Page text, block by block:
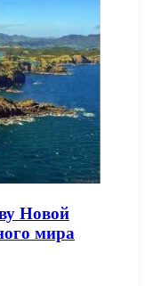
Новой
мира